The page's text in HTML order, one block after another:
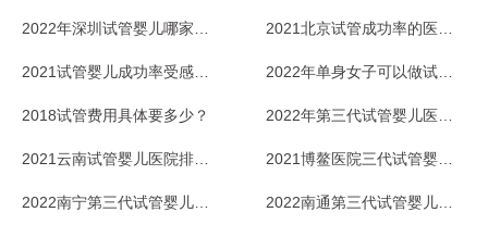
2018试管费用具体要多少？